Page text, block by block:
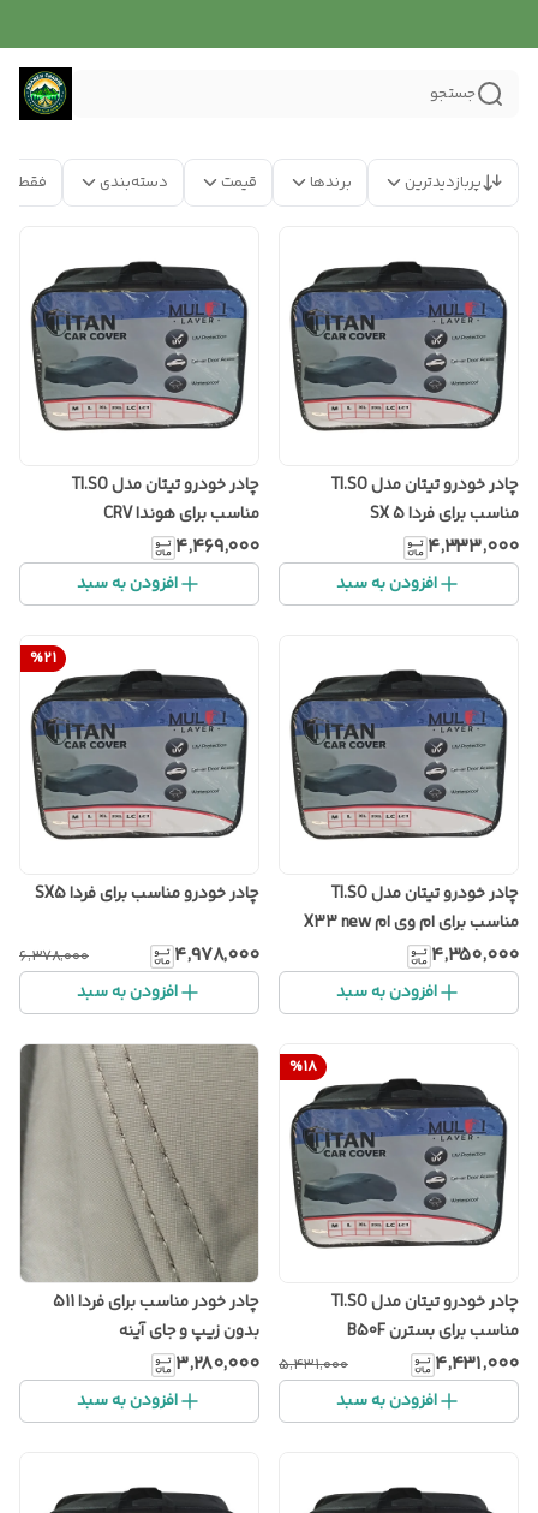
جستجو
پربازدیدترین برندها قیمت دسته‌بندی فقط
چادر خودرو تیتان مدل TI.SO
مناسب برای فردا SX 5
۴٬۳۳۳٬۰۰۰
افزودن به سبد
چادر خودرو تیتان مدل TI.SO
مناسب برای هوندا CRV
۴٬۴۶۹٬۰۰۰
افزودن به سبد
چادر خودرو تیتان مدل TI.SO
مناسب برای ام وی ام X33 new
۴٬۳۵۰٬۰۰۰
افزودن به سبد
%21
چادر خودرو مناسب برای فردا SX5
۴٬۹۷۸٬۰۰۰ ۶٬۳۷۸٬۰۰۰
افزودن به سبد
%18
چادر خودرو تیتان مدل TI.SO
مناسب برای بسترن B50F
۴٬۴۳۱٬۰۰۰ ۵٬۴۳۱٬۰۰۰
افزودن به سبد
چادر خودر مناسب برای فردا 511
بدون زیپ و جای آینه
۳٬۲۸۰٬۰۰۰
افزودن به سبد